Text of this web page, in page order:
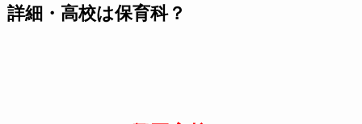
詳細・高校は保育科？